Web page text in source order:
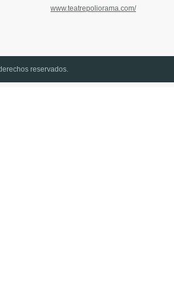
www.teatrepoliorama.com/
reservados.